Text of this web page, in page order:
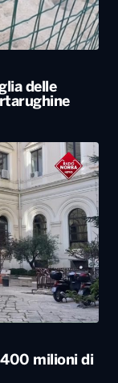
delle
milioni di